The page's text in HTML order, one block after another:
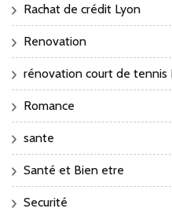
Rachat de crédit Lyon
Renovation
rénovation court de tennis
Romance
sante
Santé et Bien etre
Securité